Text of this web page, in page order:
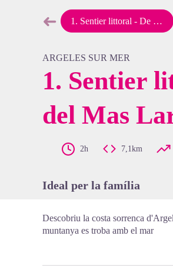
➜map.drawer.prev
1 . Sentier littoral - De la reserva del Mas Larrieu al Racó
ARGELES SUR MER
1. Sentier
del Mas
2h 7,1km
Ideal per la família
Descobriu la costa sorrenca
muntanya es troba amb el mar